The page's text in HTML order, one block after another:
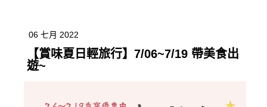
06 七月 2022
【賞味夏日輕旅行】7/06~7/19 帶美食出
遊~